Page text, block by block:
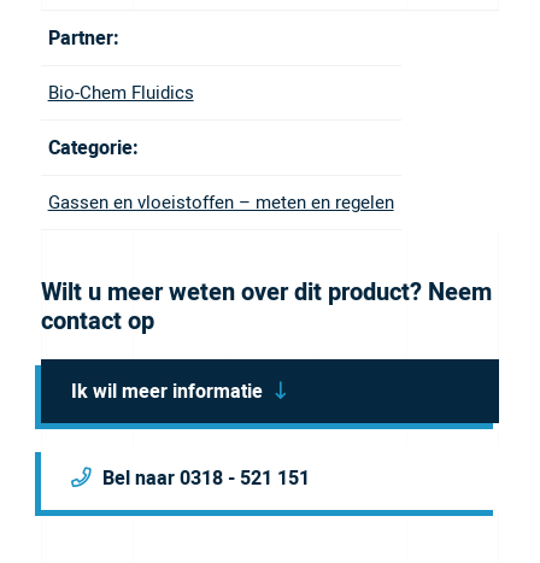
klinische en analytische instrumentatie. Ontdek het
Partner:
Bio-Chem Fluidics
Categorie:
Gassen en vloeistoffen – meten en regelen
Wilt u meer weten over dit product? Neem
contact op
Ik wil meer informatie
Bel naar 0318 - 521 151